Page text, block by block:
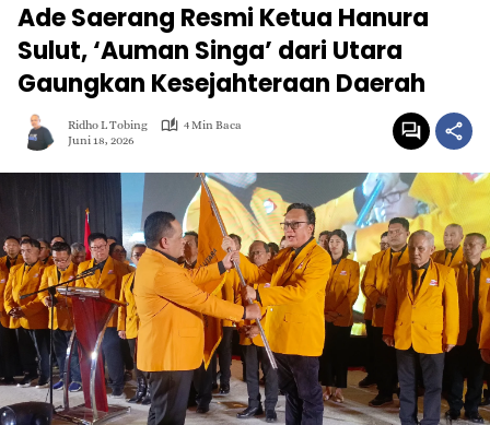
Ade Saerang Resmi Ketua Hanura
Sulut, ‘Auman Singa’ dari Utara
Gaungkan Kesejahteraan Daerah
Ridho L Tobing
4 Min Baca
Juni 18, 2026